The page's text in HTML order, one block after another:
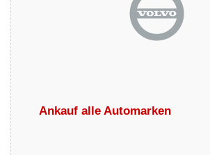
Ankauf alle Automarken